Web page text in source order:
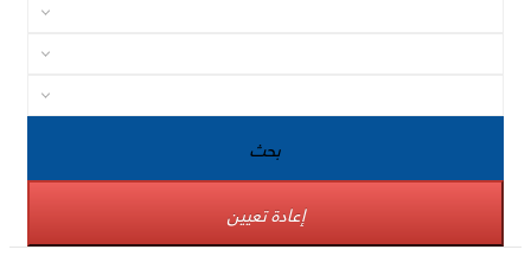
بحث
إعادة تعيين